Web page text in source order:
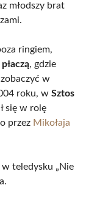
młodszy brat
ringiem,
, gdzie
w
roku, w Sztos
się w rolę
przez Mikołaja
teledysku „Nie